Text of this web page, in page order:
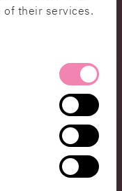
of their services.
kunddata i
leverantörer
säkerhetskrav i
. Rapportera
nivå. Nya
ett affärsansvar,